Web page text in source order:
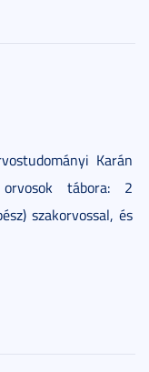
Karán
tábora: 2
szakorvossal, és